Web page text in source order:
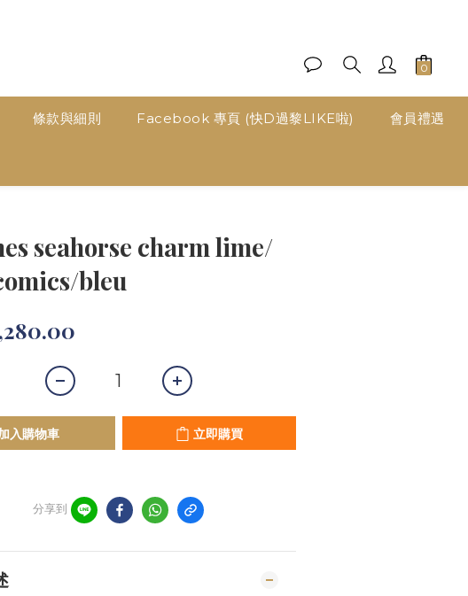
條款與細則 Facebook 專頁 (快D過黎LIKE啦) 會員禮遇
seahorse charm lime/
bleu
入購物車 立即購買
分享到